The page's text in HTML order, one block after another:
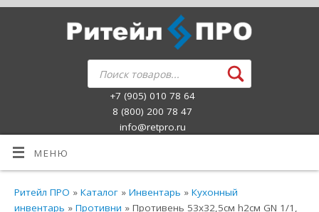
+7 (905) 010 78 64
8 (800) 200 78 47
info@retpro.ru
МЕНЮ
Ритейл ПРО »Каталог »Инвентарь »Кухонный
инвентарь »Противни » Противень 53х32,5см h2см GN 1/1,